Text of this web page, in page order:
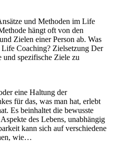
und Methoden im Life
hängt oft von den
Zielen einer Person ab. Was
Coaching? Zielsetzung Der
spezifische Ziele zu
eine Haltung der
für das, was man hat, erlebt
Es beinhaltet die bewusste
des Lebens, unabhängig
kann sich auf verschiedene
wie…